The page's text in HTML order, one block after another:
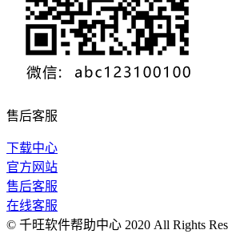
售后客服
下载中心
官方网站
售后客服
在线客服
© 千旺软件帮助中心 2020 All Rights